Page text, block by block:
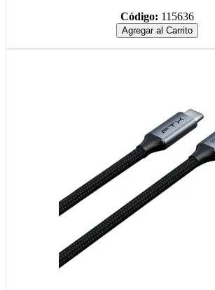
Código: 115636
Agregar al Carrito